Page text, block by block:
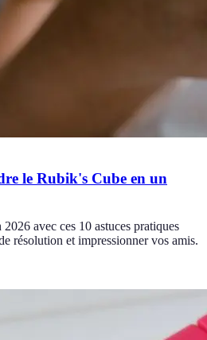
le Rubik's Cube en un
avec ces 10 astuces pratiques
résolution et impressionner vos amis.